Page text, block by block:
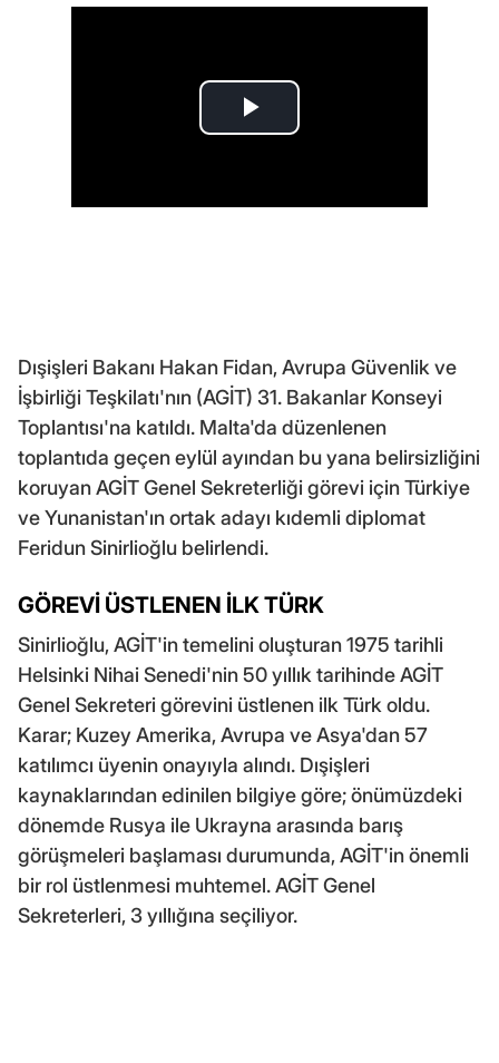
Dışişleri Bakanı Hakan Fidan, Avrupa Güvenlik ve
İşbirliği Teşkilatı'nın (AGİT) 31. Bakanlar Konseyi
Toplantısı'na katıldı. Malta'da düzenlenen
toplantıda geçen eylül ayından bu yana belirsizliğini
koruyan AGİT Genel Sekreterliği görevi için Türkiye
ve Yunanistan'ın ortak adayı kıdemli diplomat
Feridun Sinirlioğlu belirlendi.
GÖREVİ ÜSTLENEN İLK TÜRK
Sinirlioğlu, AGİT'in temelini oluşturan 1975 tarihli
Helsinki Nihai Senedi'nin 50 yıllık tarihinde AGİT
Genel Sekreteri görevini üstlenen ilk Türk oldu.
Karar; Kuzey Amerika, Avrupa ve Asya'dan 57
katılımcı üyenin onayıyla alındı. Dışişleri
kaynaklarından edinilen bilgiye göre; önümüzdeki
dönemde Rusya ile Ukrayna arasında barış
görüşmeleri başlaması durumunda, AGİT'in önemli
bir rol üstlenmesi muhtemel. AGİT Genel
Sekreterleri, 3 yıllığına seçiliyor.